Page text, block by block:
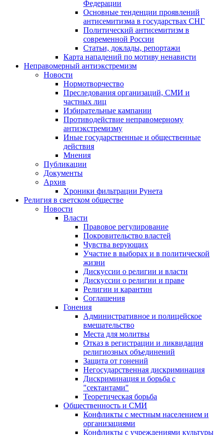
Федерации
Основные тенденции проявлений
антисемитизма в государствах СНГ
Политический антисемитизм в
современной России
Статьи, доклады, репортажи
Карта нападений по мотиву ненависти
Неправомерный антиэкстремизм
Новости
Нормотворчество
Преследования организаций, СМИ и
частных лиц
Избирательные кампании
Противодействие неправомерному
антиэкстремизму
Иные государственные и общественные
действия
Мнения
Публикации
Документы
Архив
Хроники фильтрации Рунета
Религия в светском обществе
Новости
Власти
Правовое регулирование
Покровительство властей
Чувства верующих
Участие в выборах и в политической
жизни
Дискуссии о религии и власти
Дискуссии о религии и праве
Религии и карантин
Соглашения
Гонения
Административное и полицейское
вмешательство
Места для молитвы
Отказ в регистрации и ликвидация
религиозных объединений
Защита от гонений
Негосударственная дискриминация
Дискриминация и борьба с
"сектантами"
Теоретическая борьба
Общественность и СМИ
Конфликты с местным населением и
организациями
Конфликты с учреждениями культуры